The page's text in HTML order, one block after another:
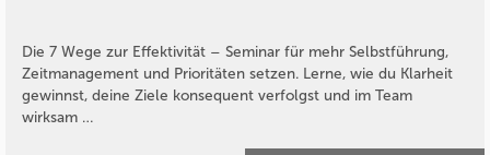
Die 7 Wege zur Effektivität – Seminar für mehr Selbstführung,
Zeitmanagement und Prioritäten setzen. Lerne, wie du Klarheit
gewinnst, deine Ziele konsequent verfolgst und im Team
wirksam …